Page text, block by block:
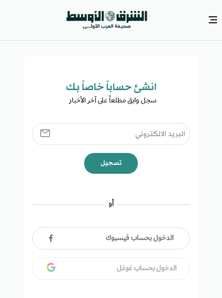
انشئ حساباً خاصاً بك​
سجل وابق مطلعاً على آخر الأخبار ​
تسجيل
أو
الدخول بحساب فيسبوك
الدخول بحساب غوغل